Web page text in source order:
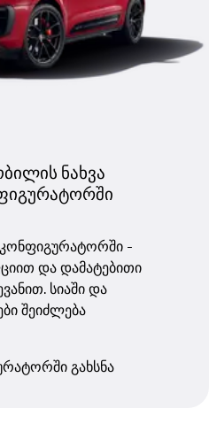
ნახვა
კონფიგურატორში -
და დამატებითი
სიაში და
შეიძლება
გახსნა